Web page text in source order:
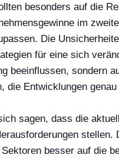
besonders auf die
im
Die
für eine sich
beeinflussen, sondern
die Entwicklungen
sagen, dass die
besser auf die